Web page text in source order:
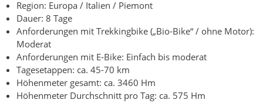
Region: Europa / Italien / Piemont
Dauer: 8 Tage
Anforderungen mit Trekkingbike („Bio-Bike“ / ohne Motor):
Moderat
Anforderungen mit E-Bike: Einfach bis moderat
Tagesetappen: ca. 45-70 km
Höhenmeter gesamt: ca. 3460 Hm
Höhenmeter Durchschnitt pro Tag: ca. 575 Hm